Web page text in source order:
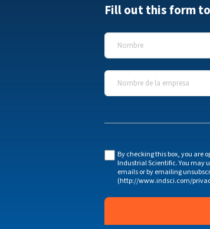
Fill out this form
Nombre
Nombre de la empresa
By checking this box, you are
Industrial Scientific. You may
emails or by emailing
(http://www.indsci.com/